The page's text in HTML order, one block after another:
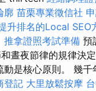
廓 苗栗專業徵信社
升排名的Local SEO
推拿證照考試準備 預
晝夜節律的規律決
是核心原則。 幾
登記 大里放鬆按摩